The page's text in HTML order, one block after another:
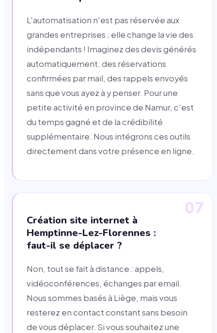
L'automatisation n'est pas réservée aux
grandes entreprises ; elle change la vie des
indépendants ! Imaginez des devis générés
automatiquement, des réservations
confirmées par mail, des rappels envoyés
sans que vous ayez à y penser. Pour une
petite activité en province de Namur, c'est
du temps gagné et de la crédibilité
supplémentaire. Nous intégrons ces outils
directement dans votre présence en ligne.
07
Création site internet à
Hemptinne-Lez-Florennes :
faut-il se déplacer ?
Non, tout se fait à distance : appels,
vidéoconférences, échanges par email.
Nous sommes basés à Liège, mais vous
resterez en contact constant sans besoin
de vous déplacer. Si vous souhaitez une